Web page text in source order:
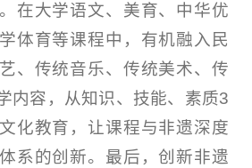
在大学语文、美育、中华优
体育等课程中，有机融入民
、传统音乐、传统美术、传
内容，从知识、技能、素质3
化教育，让课程与非遗深度
系的创新。最后，创新非遗